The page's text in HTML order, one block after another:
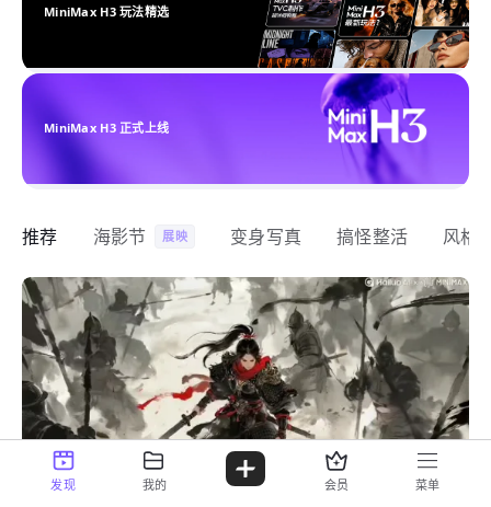
MiniMax H3 玩法精选
MiniMax H3 正式上线
推荐 海影节 展映 变身写真 搞怪整活 风格
发现 我的 会员 菜单